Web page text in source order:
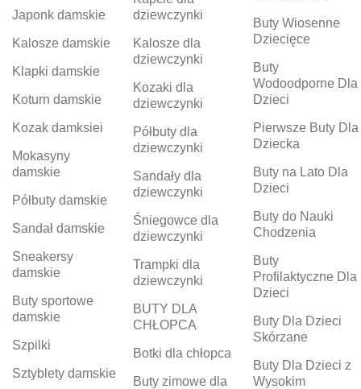
Japonk damskie
Kalosze damskie
Klapki damskie
Koturn damskie
Kozak damksiei
Mokasyny
damskie
Półbuty damskie
Sandał damskie
Sneakersy
damskie
Buty sportowe
damskie
Szpilki
Sztyblety damskie
dziewczynki
Kalosze dla
dziewczynki
Kozaki dla
dziewczynki
Półbuty dla
dziewczynki
Sandały dla
dziewczynki
Śniegowce dla
dziewczynki
Trampki dla
dziewczynki
BUTY DLA
CHŁOPCA
Botki dla chłopca
Buty zimowe dla
Buty Wiosenne
Dziecięce
Buty
Wodoodporne Dla
Dzieci
Pierwsze Buty Dla
Dziecka
Buty na Lato Dla
Dzieci
Buty do Nauki
Chodzenia
Buty
Profilaktyczne Dla
Dzieci
Buty Dla Dzieci
Skórzane
Buty Dla Dzieci z
Wysokim